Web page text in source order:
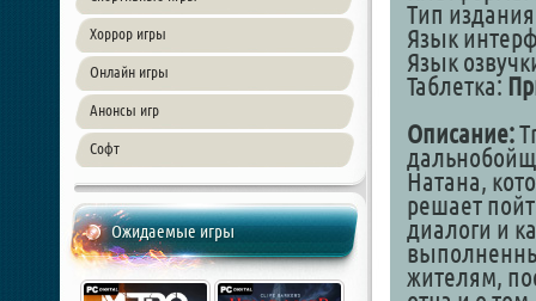
Хоррор игры
Онлайн игры
Анонсы игр
Софт
Ожидаемые игры
Тип
Язык
Язык
Таблетка:
Описание:
Натана,
решает
диалоги и
жителям,